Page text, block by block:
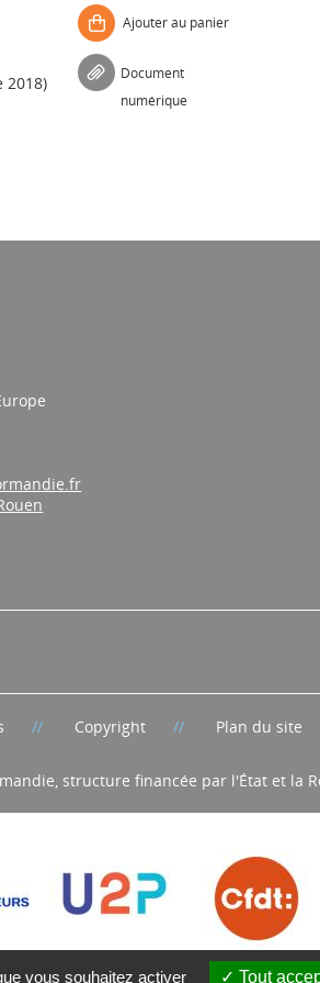
2018)
Ajouter au panier
Document
numérique
Copyright Plan du site
structure financée par l'État et la
vous souhaitez activer Tout